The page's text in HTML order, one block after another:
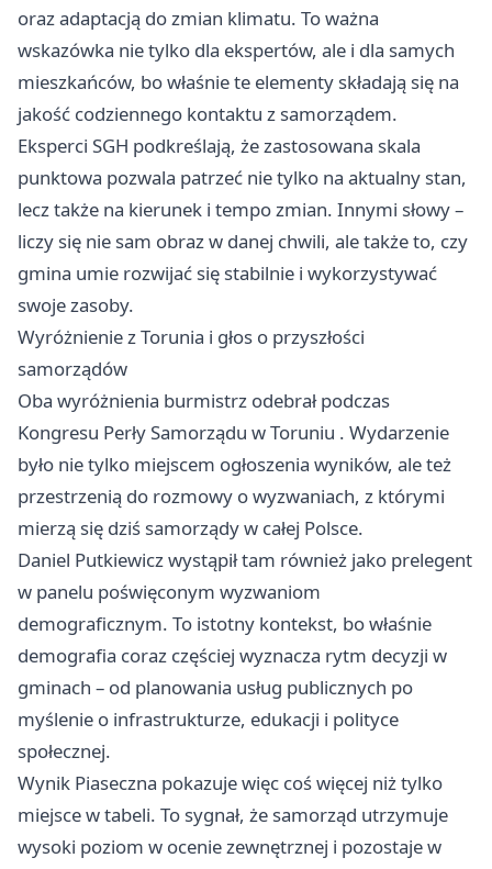
oraz adaptacją do zmian klimatu. To ważna
wskazówka nie tylko dla ekspertów, ale i dla samych
mieszkańców, bo właśnie te elementy składają się na
jakość codziennego kontaktu z samorządem.
Eksperci SGH podkreślają, że zastosowana skala
punktowa pozwala patrzeć nie tylko na aktualny stan,
lecz także na kierunek i tempo zmian. Innymi słowy –
liczy się nie sam obraz w danej chwili, ale także to, czy
gmina umie rozwijać się stabilnie i wykorzystywać
swoje zasoby.
Wyróżnienie z Torunia i głos o przyszłości
samorządów
Oba wyróżnienia burmistrz odebrał podczas
Kongresu Perły Samorządu wToruniu . Wydarzenie
było nie tylko miejscem ogłoszenia wyników, ale też
przestrzenią do rozmowy o wyzwaniach, z którymi
mierzą się dziś samorządy w całej Polsce.
Daniel Putkiewicz wystąpił tam również jako prelegent
w panelu poświęconym wyzwaniom
demograficznym. To istotny kontekst, bo właśnie
demografia coraz częściej wyznacza rytm decyzji w
gminach – od planowania usług publicznych po
myślenie o infrastrukturze, edukacji i polityce
społecznej.
Wynik Piaseczna pokazuje więc coś więcej niż tylko
miejsce w tabeli. To sygnał, że samorząd utrzymuje
wysoki poziom w ocenie zewnętrznej i pozostaje w